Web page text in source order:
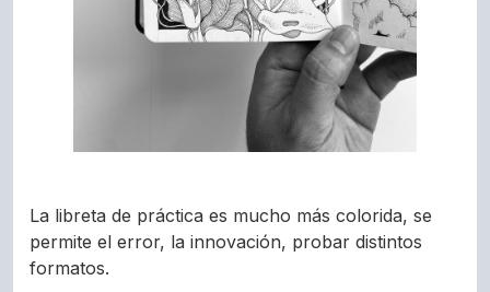
La libreta de práctica es mucho más colorida, se
permite el error, la innovación, probar distintos
formatos.